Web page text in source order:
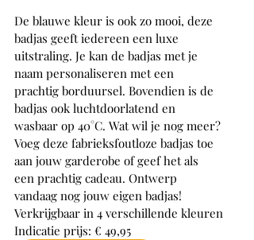
De blauwe kleur is ook zo mooi, deze
badjas geeft iedereen een luxe
uitstraling. Je kan de badjas met je
naam personaliseren met een
prachtig borduursel. Bovendien is de
badjas ook luchtdoorlatend en
wasbaar op 40°C. Wat wil je nog meer?
Voeg deze fabrieksfoutloze badjas toe
aan jouw garderobe of geef het als
een prachtig cadeau. Ontwerp
vandaag nog jouw eigen badjas!
Verkrijgbaar in 4 verschillende kleuren
Indicatie prijs: € 49,95